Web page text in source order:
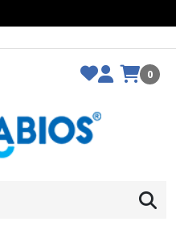
0